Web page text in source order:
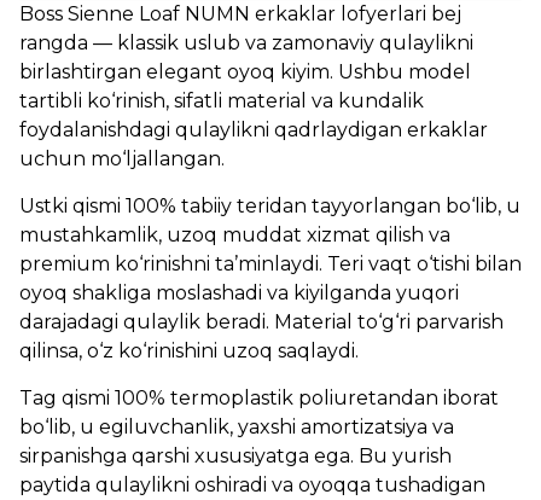
Boss Sienne Loaf NUMN erkaklar lofyerlari bej
rangda — klassik uslub va zamonaviy qulaylikni
birlashtirgan elegant oyoq kiyim. Ushbu model
tartibli ko‘rinish, sifatli material va kundalik
foydalanishdagi qulaylikni qadrlaydigan erkaklar
uchun mo‘ljallangan.
Ustki qismi 100% tabiiy teridan tayyorlangan bo‘lib, u
mustahkamlik, uzoq muddat xizmat qilish va
premium ko‘rinishni ta’minlaydi. Teri vaqt o‘tishi bilan
oyoq shakliga moslashadi va kiyilganda yuqori
darajadagi qulaylik beradi. Material to‘g‘ri parvarish
qilinsa, o‘z ko‘rinishini uzoq saqlaydi.
Tag qismi 100% termoplastik poliuretandan iborat
bo‘lib, u egiluvchanlik, yaxshi amortizatsiya va
sirpanishga qarshi xususiyatga ega. Bu yurish
paytida qulaylikni oshiradi va oyoqqa tushadigan